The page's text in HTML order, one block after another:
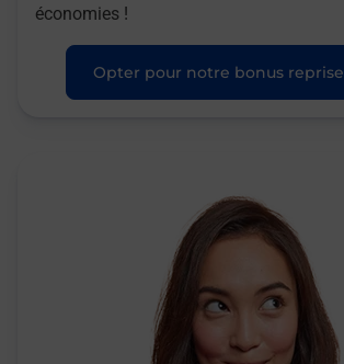
économies !
Opter pour notre bonus reprise